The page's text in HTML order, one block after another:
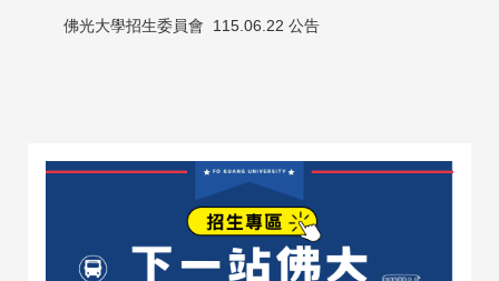
佛光大學招生委員會 115.06.22 公告